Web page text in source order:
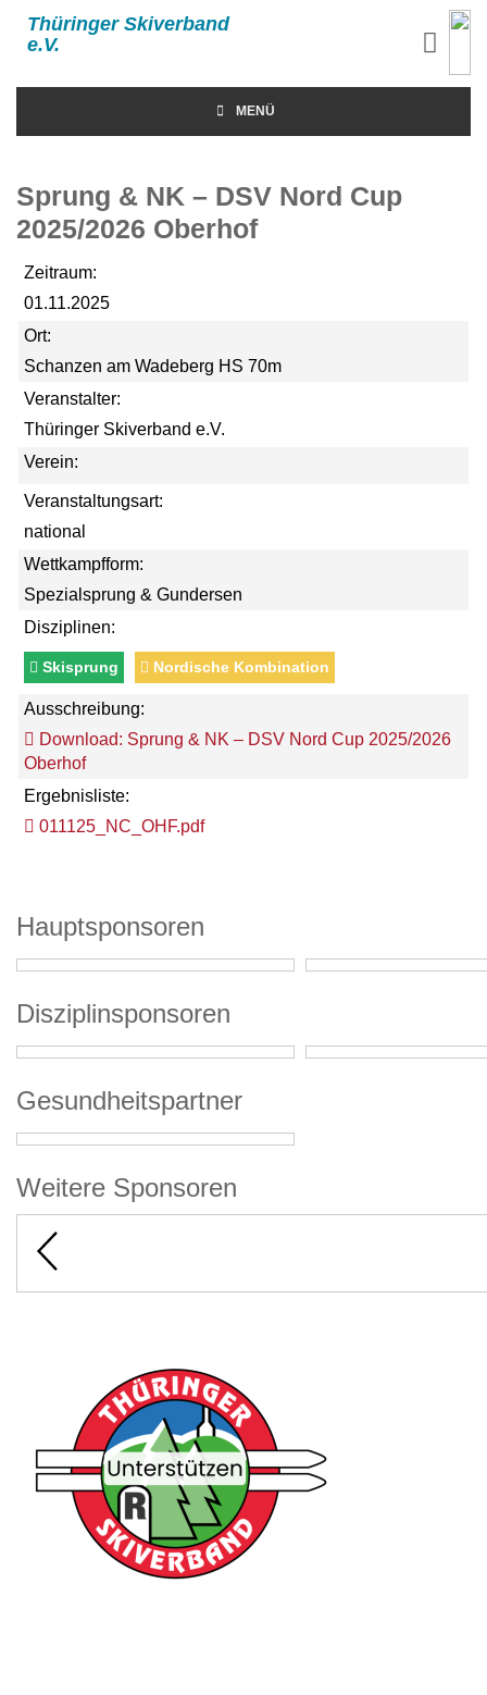
Thüringer Skiverband
e.V.
MENÜ
Sprung & NK – DSV Nord Cup
2025/2026 Oberhof
Zeitraum:
01.11.2025
Ort:
Schanzen am Wadeberg HS 70m
Veranstalter:
Thüringer Skiverband e.V.
Verein:
Veranstaltungsart:
national
Wettkampfform:
Spezialsprung & Gundersen
Disziplinen:
Skisprung Nordische Kombination
Ausschreibung:
Download: Sprung & NK – DSV Nord Cup 2025/2026
Oberhof
Ergebnisliste:
011125_NC_OHF.pdf
Hauptsponsoren
Disziplinsponsoren
Gesundheitspartner
Weitere Sponsoren